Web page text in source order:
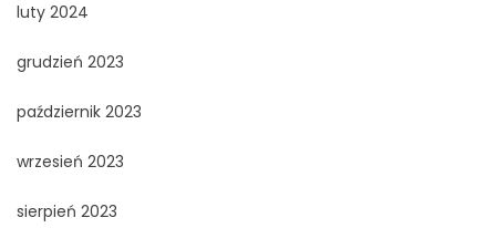
luty 2024
grudzień 2023
październik 2023
wrzesień 2023
sierpień 2023